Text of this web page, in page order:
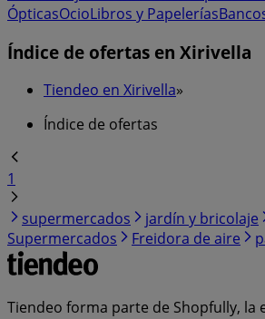
ÓpticasOcioLibros y Papelerías
Índice de ofertas en Xirivella
Tiendeo en Xirivella»
Índice de ofertas
1
supermercados
jardín y bricolaje
Supermercados
Freidora de aire
Tiendeo forma parte de Shopfully, la